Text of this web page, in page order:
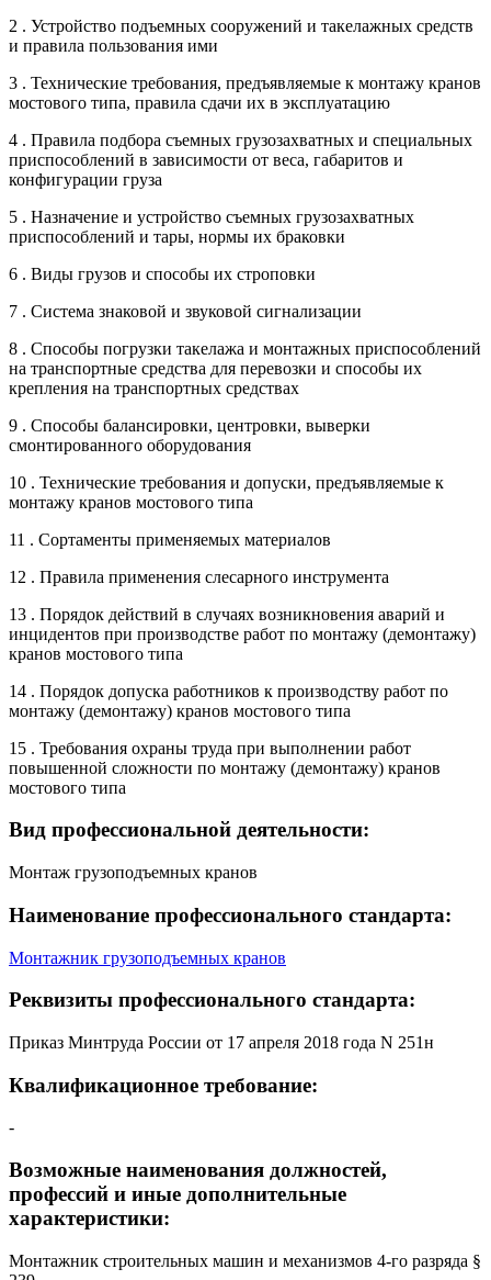
2 . Устройство подъемных сооружений и такелажных средств
и правила пользования ими
3 . Технические требования, предъявляемые к монтажу кранов
мостового типа, правила сдачи их в эксплуатацию
4 . Правила подбора съемных грузозахватных и специальных
приспособлений в зависимости от веса, габаритов и
конфигурации груза
5 . Назначение и устройство съемных грузозахватных
приспособлений и тары, нормы их браковки
6 . Виды грузов и способы их строповки
7 . Система знаковой и звуковой сигнализации
8 . Способы погрузки такелажа и монтажных приспособлений
на транспортные средства для перевозки и способы их
крепления на транспортных средствах
9 . Способы балансировки, центровки, выверки
смонтированного оборудования
10 . Технические требования и допуски, предъявляемые к
монтажу кранов мостового типа
11 . Сортаменты применяемых материалов
12 . Правила применения слесарного инструмента
13 . Порядок действий в случаях возникновения аварий и
инцидентов при производстве работ по монтажу (демонтажу)
кранов мостового типа
14 . Порядок допуска работников к производству работ по
монтажу (демонтажу) кранов мостового типа
15 . Требования охраны труда при выполнении работ
повышенной сложности по монтажу (демонтажу) кранов
мостового типа
Вид профессиональной деятельности:
Монтаж грузоподъемных кранов
Наименование профессионального стандарта:
Монтажник грузоподъемных кранов
Реквизиты профессионального стандарта:
Приказ Минтруда России от 17 апреля 2018 года N 251н
Квалификационное требование:
-
Возможные наименования должностей,
профессий и иные дополнительные
характеристики:
Монтажник строительных машин и механизмов 4-го разряда §